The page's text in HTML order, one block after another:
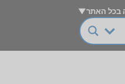
בכל האתר▼